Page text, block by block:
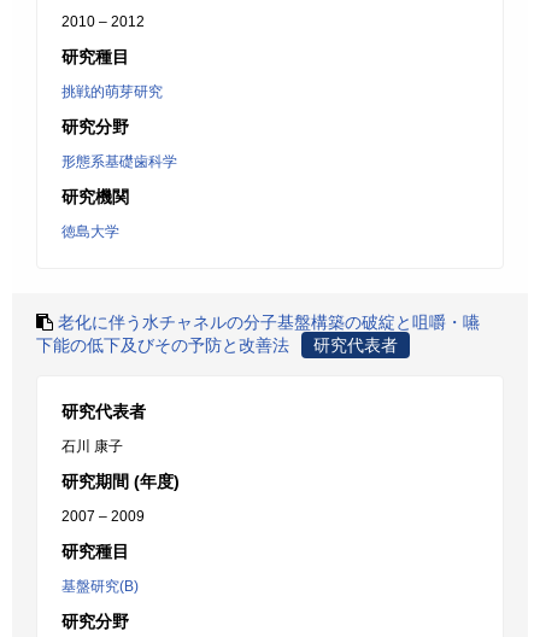
2010 – 2012
研究種目
挑戦的萌芽研究
研究分野
形態系基礎歯科学
研究機関
徳島大学
老化に伴う水チャネルの分子基盤構築の破綻と咀嚼・嚥
下能の低下及びその予防と改善法
研究代表者
研究代表者
石川 康子
研究期間 (年度)
2007 – 2009
研究種目
基盤研究(B)
研究分野